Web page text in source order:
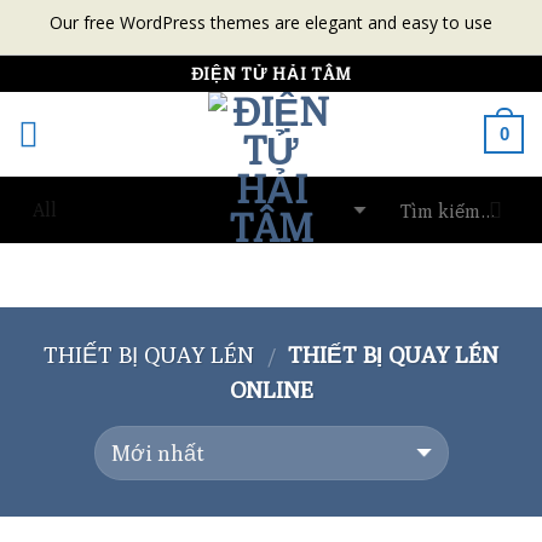
content
ĐIỆN TỬ HẢI TÂM
0
THIẾT BỊ QUAY LÉN / THIẾT BỊ QUAY LÉN
ONLINE
Our free WordPress themes are elegant and easy to use